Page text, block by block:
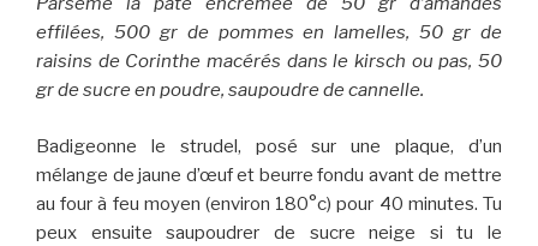
effilées, 500 gr de pommes en lamelles, 50 gr de
raisins de Corinthe macérés dans le kirsch ou pas, 50
gr de sucre en poudre, saupoudre de cannelle.
Badigeonne le strudel, posé sur une plaque, d’un
mélange de jaune d’œuf et beurre fondu avant de mettre
au four à feu moyen (environ 180°c) pour 40 minutes. Tu
peux ensuite saupoudrer de sucre neige si tu le